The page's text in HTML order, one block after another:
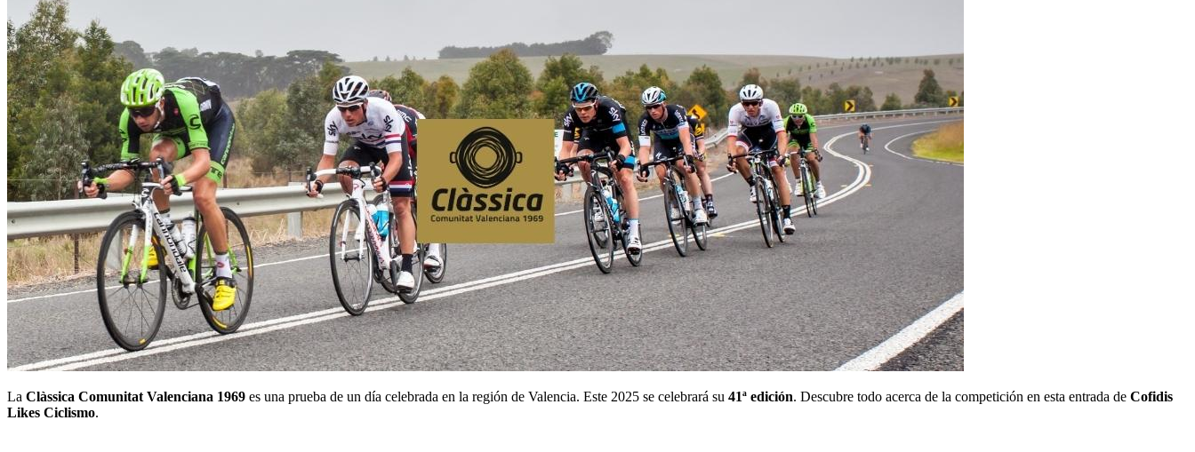
La Clàssica Comunitat Valenciana 1969 es una prueba de un día celebrada en la región de Valencia. Este 2025 se celebrará su 41ª edición. Descubre todo acerca de la competición en esta entrada de Cofidis
Likes Ciclismo.